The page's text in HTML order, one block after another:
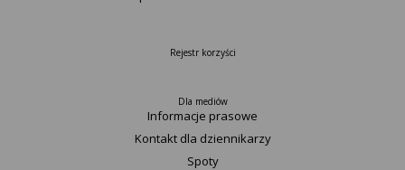
Rejestr korzyści
Dla mediów
Informacje prasowe
Kontakt dla dziennikarzy
Spoty